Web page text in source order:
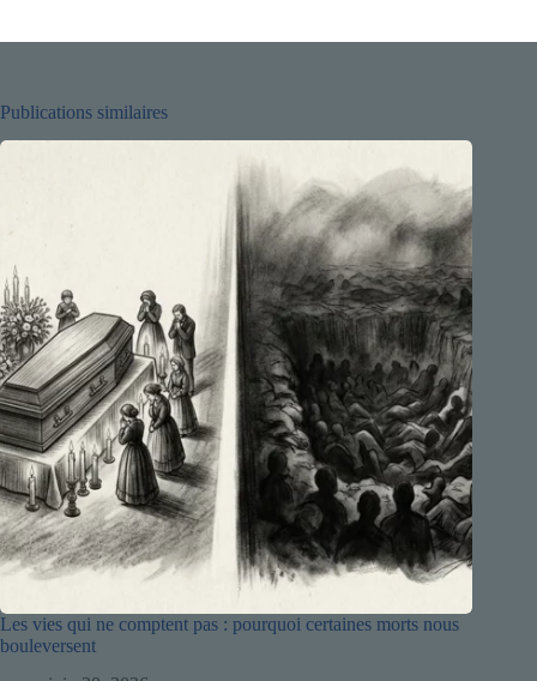
Publications similaires
Les vies qui ne comptent pas : pourquoi certaines morts nous
bouleversent